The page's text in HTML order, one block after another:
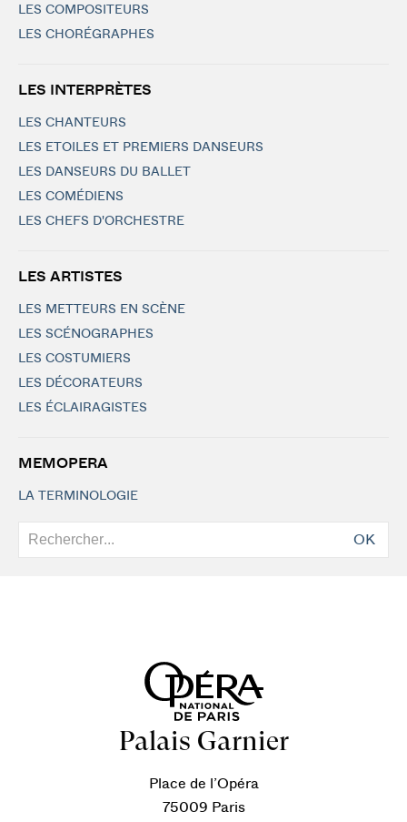
LES COMPOSITEURS
LES CHORÉGRAPHES
LES INTERPRÈTES
LES CHANTEURS
LES ETOILES ET PREMIERS DANSEURS
LES DANSEURS DU BALLET
LES COMÉDIENS
LES CHEFS D'ORCHESTRE
LES ARTISTES
LES METTEURS EN SCÈNE
LES SCÉNOGRAPHES
LES COSTUMIERS
LES DÉCORATEURS
LES ÉCLAIRAGISTES
MEMOPERA
LA TERMINOLOGIE
OK
Palais Garnier
Place de l’Opéra
75009 Paris